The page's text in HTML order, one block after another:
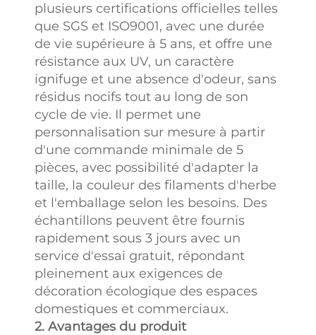
plusieurs certifications officielles telles
que SGS et ISO9001, avec une durée
de vie supérieure à 5 ans, et offre une
résistance aux UV, un caractère
ignifuge et une absence d'odeur, sans
résidus nocifs tout au long de son
cycle de vie. Il permet une
personnalisation sur mesure à partir
d'une commande minimale de 5
pièces, avec possibilité d'adapter la
taille, la couleur des filaments d'herbe
et l'emballage selon les besoins. Des
échantillons peuvent être fournis
rapidement sous 3 jours avec un
service d'essai gratuit, répondant
pleinement aux exigences de
décoration écologique des espaces
domestiques et commerciaux.
2. Avantages du produit